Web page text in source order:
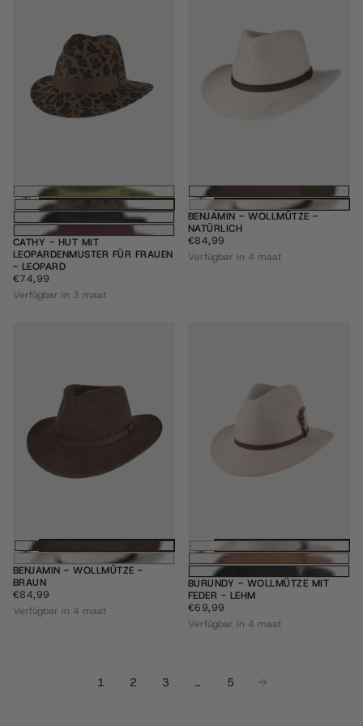
Optionen wählen
CATHY - HUT MIT
LEOPARDENMUSTER FÜR FRAUEN
- LEOPARD
€74,99
REGULÄRER
PREIS
€74,99
Verfügbar in 3 maat
BENJAMIN - WOLLMÜTZE -
NATÜRLICH
€84,99
REGULÄRER
PREIS
€84,99
Verfügbar in 4 maat
Optionen wählen
BENJAMIN - WOLLMÜTZE -
BRAUN
€84,99
REGULÄRER
PREIS
€84,99
Verfügbar in 4 maat
BURUNDY - WOLLMÜTZE MIT
FEDER - LEHM
€69,99
REGULÄRER
PREIS
€69,99
Verfügbar in 4 maat
1 2 3 … 5